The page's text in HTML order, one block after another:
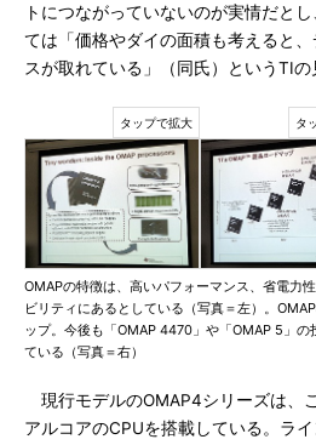
トにつながっていないのが実情だと
ては「価格やダイの面積も考えると
スが取れている」（同氏）というTIの
OMAPの特徴は、高いパフォーマンス、省電力
ビリティにあるとしている（写真＝左）。
ップ。今後も「OMAP 4470」や「OMAP 5」の
ている（写真＝右）
現行モデルのOMAP4シリーズは、
アルコアのCPUを搭載している。ラ